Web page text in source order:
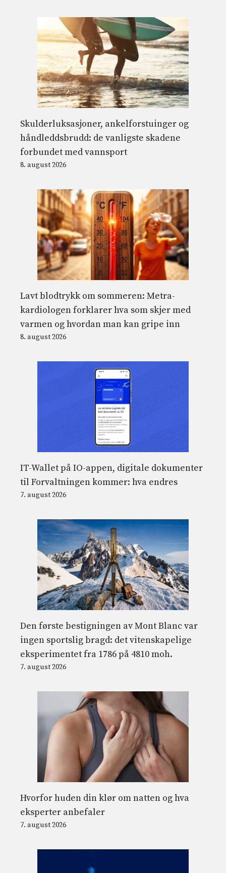
Skulderluksasjoner, ankelforstuinger og
håndleddsbrudd: de vanligste skadene
forbundet med vannsport
8. august 2026
Lavt blodtrykk om sommeren: Metra-
kardiologen forklarer hva som skjer med
varmen og hvordan man kan gripe inn
8. august 2026
IT-Wallet på IO-appen, digitale dokumenter
til Forvaltningen kommer: hva endres
7. august 2026
Den første bestigningen av Mont Blanc var
ingen sportslig bragd: det vitenskapelige
eksperimentet fra 1786 på 4810 moh.
7. august 2026
Hvorfor huden din klør om natten og hva
eksperter anbefaler
7. august 2026